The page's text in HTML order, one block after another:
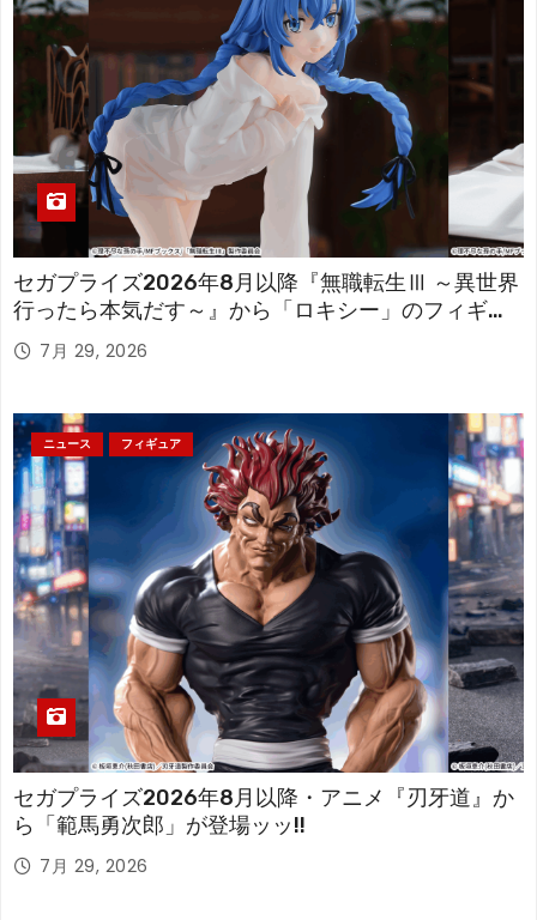
セガプライズ2026年8月以降『無職転生Ⅲ ～異世界
行ったら本気だす～』から「ロキシー」のフィギュ
アが登場！
7月 29, 2026
ニュース フィギュア
セガプライズ2026年8月以降・アニメ『刃牙道』か
ら「範馬勇次郎」が登場ッッ!!
7月 29, 2026